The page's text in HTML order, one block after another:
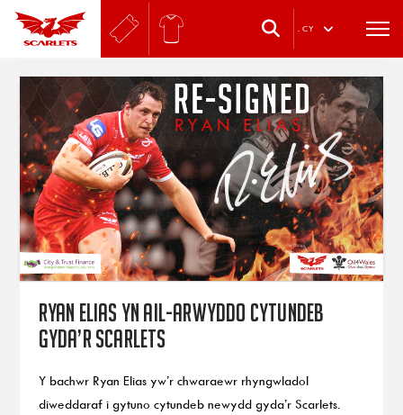
. CY
Ryan Elias yn ail-arwyddo cytundeb
gyda’r Scarlets
Y bachwr Ryan Elias yw’r chwaraewr rhyngwladol
diweddaraf i gytuno cytundeb newydd gyda’r Scarlets.